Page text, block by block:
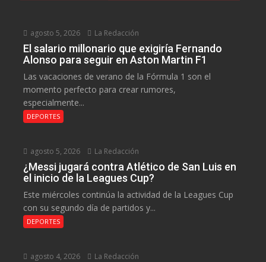
agosto 5, 2026 La Redacción
El salario millonario que exigiría Fernando
Alonso para seguir en Aston Martin F1
Las vacaciones de verano de la Fórmula 1 son el
momento perfecto para crear rumores,
especialmente...
DEPORTES
agosto 5, 2026 La Redacción
¿Messi jugará contra Atlético de San Luis en
el inicio de la Leagues Cup?
Este miércoles continúa la actividad de la Leagues Cup
con su segundo día de partidos y...
DEPORTES
agosto 4, 2026 La Redacción